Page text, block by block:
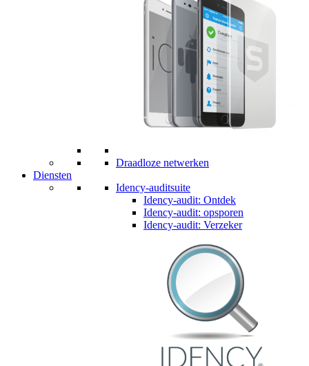
Draadloze netwerken
Diensten
Idency-auditsuite
Idency-audit: Ontdek
Idency-audit: opsporen
Idency-audit: Verzeker